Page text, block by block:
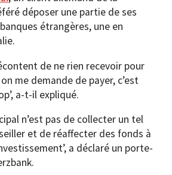
déposer une partie de ses
étrangères, une en
de ne rien recevoir pour
me demande de payer, c’est
a-t-il expliqué.
n’est pas de collecter un tel
et de réaffecter des fonds à
a déclaré un porte-